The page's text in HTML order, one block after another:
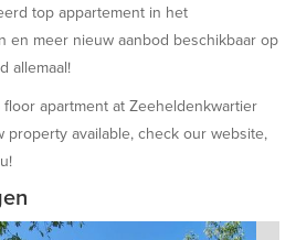
top appartement in het
en meer nieuw aanbod beschikbaar op
allemaal!
apartment at Zeeheldenkwartier
property available, check our website,